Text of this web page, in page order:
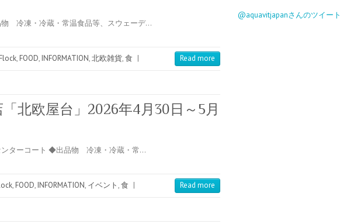
凍・冷蔵・常温食品等、スウェーデ…
, FOOD, INFORMATION,北欧雑貨,食 | Read more
北欧屋台」2026年4月30日～5月
ーコート ◆出品物 冷凍・冷蔵・常…
, FOOD, INFORMATION, イベント,食 | Read more
@aquavitjapanさんのツイート